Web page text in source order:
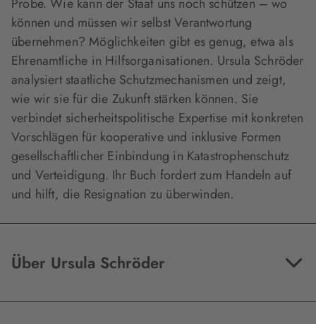
können und müssen wir selbst Verantwortung
übernehmen? Möglichkeiten gibt es genug, etwa als
Ehrenamtliche in Hilfsorganisationen. Ursula Schröder
analysiert staatliche Schutzmechanismen und zeigt,
wie wir sie für die Zukunft stärken können. Sie
verbindet sicherheitspolitische Expertise mit konkreten
Vorschlägen für kooperative und inklusive Formen
gesellschaftlicher Einbindung in Katastrophenschutz
und Verteidigung. Ihr Buch fordert zum Handeln auf
und hilft, die Resignation zu überwinden.
Über Ursula Schröder